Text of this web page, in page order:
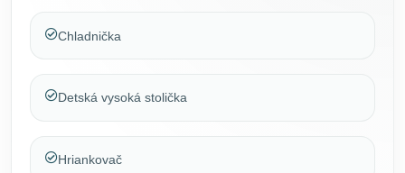
Chladnička
Detská vysoká stolička
Hriankovač